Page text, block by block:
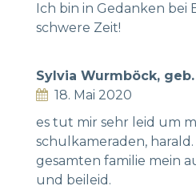
Ich bin in Gedanken bei
schwere Zeit!
Sylvia Wurmböck,
18. Mai 2020
es tut mir sehr leid um
schulkameraden,
gesamten familie mein
und beileid.